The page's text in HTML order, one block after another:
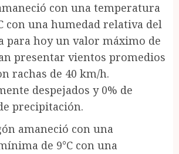
con una temperatura
con una humedad relativa del
para hoy un valor máximo de
presentar vientos promedios
rachas de 40 km/h.
despejados y 0% de
precipitación.
amaneció con una
de 9°C con una